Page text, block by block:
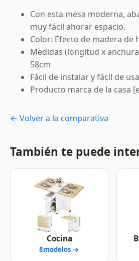
Con esta mesa moderna,
muy fácil ahorar espacio.
Color: Efecto de madera de
Medidas (longitud x
58cm
Fácil de instalar y fácil de
Producto marca de la casa
← Volver a la comparativa
También te puede
Cocina
8modelos →